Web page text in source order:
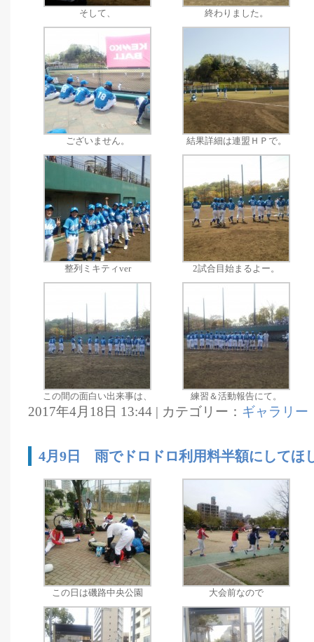
そして、 終わりました。
ございません。 結果詳細は連盟ＨＰで。
整列ミキティver 2試合目始まるよー。
この間の面白い出来事は、 練習＆活動報告にて。
2017年4月18日 13:44 | カテゴリー： ギャラリー
4月9日 雨でドロドロ利用料半額にしてほ
この日は磯路中央公園 大会前なので